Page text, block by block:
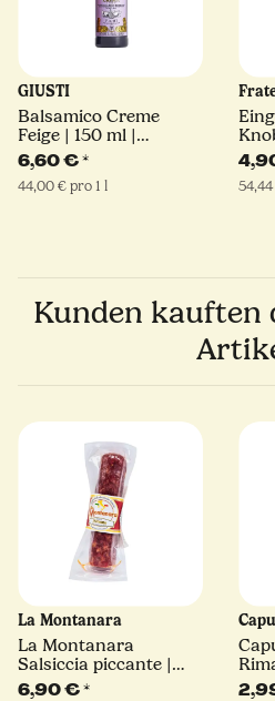
GIUSTI
Balsamico Creme
Feige | 150 ml |
Giuseppe Giusti
6,60 €*
44,00 € pro 1 l
Kunden kauften
La Montanara
La Montanara
Salsiccia piccante |
180 g
6,90 €*